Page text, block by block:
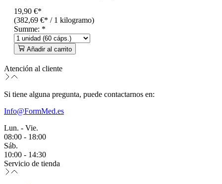
19,90 €*
(382,69 €* / 1 kilogramo)
Summe: *
Añadir al carrito
Atención al cliente
Si tiene alguna pregunta, puede contactarnos en:
Info@FormMed.es
Lun. - Vie.
08:00 - 18:00
Sáb.
10:00 - 14:30
Servicio de tienda